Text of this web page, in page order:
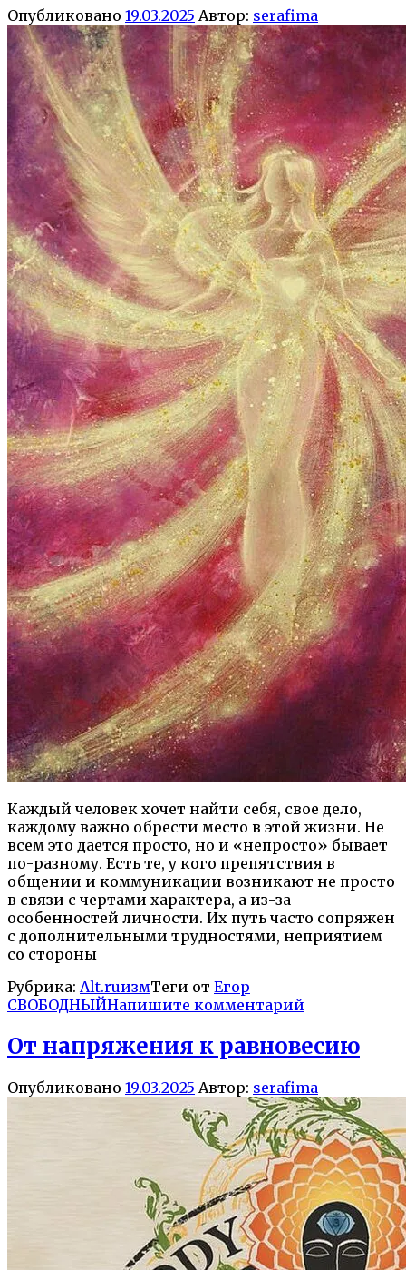
Опубликовано 19.03.2025 Автор: serafima
Каждый человек хочет найти себя, свое дело,
каждому важно обрести место в этой жизни. Не
всем это дается просто, но и «непросто» бывает
по-разному. Есть те, у кого препятствия в
общении и коммуникации возникают не просто
в связи с чертами характера, а из-за
особенностей личности. Их путь часто сопряжен
с дополнительными трудностями, неприятием
со стороны
Рубрика: Alt.ruизмТеги от Егор
СВОБОДНЫЙНапишите комментарий
От напряжения к равновесию
Опубликовано 19.03.2025 Автор: serafima